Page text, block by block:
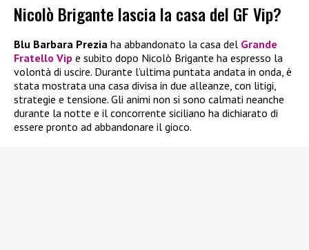
Nicolò Brigante lascia la casa del GF Vip?
Blu Barbara Prezia ha abbandonato la casa del Grande
Fratello Vip e subito dopo Nicolò Brigante ha espresso la
volontà di uscire. Durante l’ultima puntata andata in onda, è
stata mostrata una casa divisa in due alleanze, con litigi,
strategie e tensione. Gli animi non si sono calmati neanche
durante la notte e il concorrente siciliano ha dichiarato di
essere pronto ad abbandonare il gioco.